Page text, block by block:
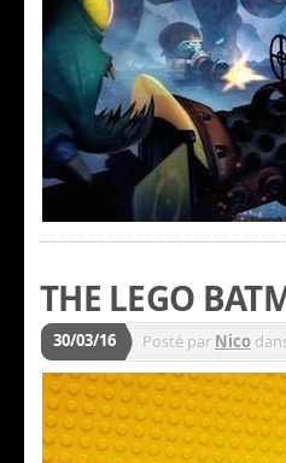
THE LEGO
30/03/16 Posté par Nico